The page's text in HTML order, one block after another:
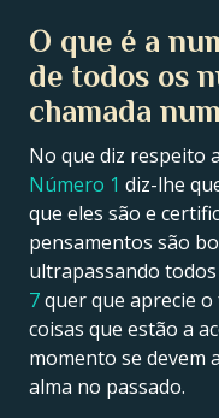
O que é a
de todos os
chamada
No que diz respeito
Número 1 diz-lhe
que eles são e
pensamentos são
ultrapassando
7quer que aprecie o
coisas que estão a
momento se devem
alma no passado.